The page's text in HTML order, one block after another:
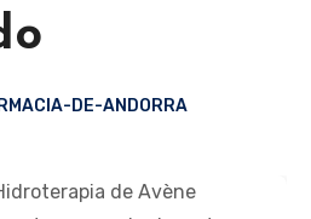
DE-ANDORRA